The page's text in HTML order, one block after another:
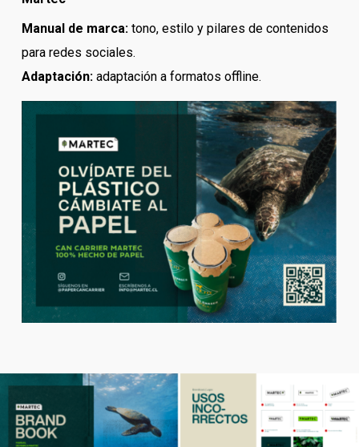
Manual de marca: tono, estilo y pilares de contenidos
para redes sociales.
Adaptación: adaptación aformatos offline.